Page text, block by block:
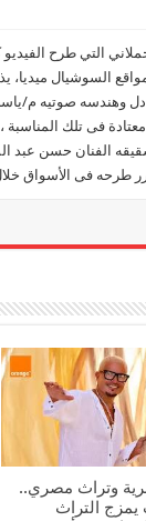
التي طرح
السوشيال ميديا،
وهندسه صوتيه م/
فى تلك
الفنان حسن عبد
طرحه فى الأسواق
وتراث مصري..
التراث